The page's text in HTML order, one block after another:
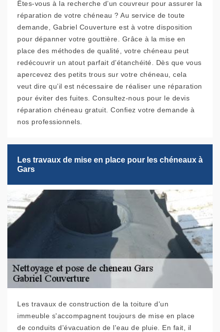
Êtes-vous à la recherche d’un couvreur pour assurer la
réparation de votre chéneau ? Au service de toute
demande, Gabriel Couverture est à votre disposition
pour dépanner votre gouttière. Grâce à la mise en
place des méthodes de qualité, votre chéneau peut
redécouvrir un atout parfait d’étanchéité. Dès que vous
apercevez des petits trous sur votre chéneau, cela
veut dire qu’il est nécessaire de réaliser une réparation
pour éviter des fuites. Consultez-nous pour le devis
réparation chéneau gratuit. Confiez votre demande à
nos professionnels.
Les travaux de mise en place pour les chéneaux à
Gars
Les travaux de construction de la toiture d'un
immeuble s'accompagnent toujours de mise en place
de conduits d'évacuation de l'eau de pluie. En fait, il